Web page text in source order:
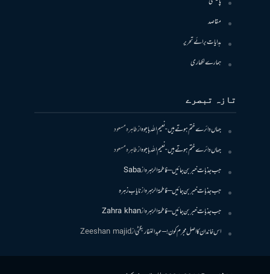
مقاصد
ہدایات برائے تحریر
ہمارے لکھاری
تازہ تبصرے
جہاں دائرے ختم ہوتے ہیں- نعیم اللہ باجوہازطاہرہ مسعود
جہاں دائرے ختم ہوتے ہیں- نعیم اللہ باجوہازطاہرہ مسعود
جب جذبات خبر بن جائیں – فاطمۃالزہرہازSaba
جب جذبات خبر بن جائیں – فاطمۃالزہرہازنایاب زہرہ
جب جذبات خبر بن جائیں – فاطمۃالزہرہازZahra khan
اس خاندان کا اصل مجرم کون! – عبدالغفار بگٹیازZeeshan majid